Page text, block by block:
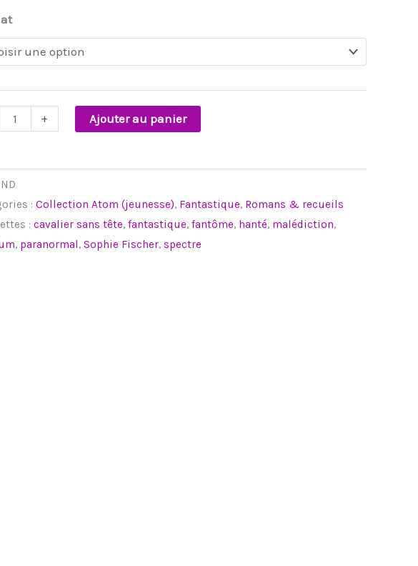
19,00€
+ Ajouter au panier
ND
: Collection Atom (jeunesse), Fantastique, Romans & recueils
: cavalier sans tête, fantastique, fantôme, hanté, malédiction,
, paranormal , Sophie Fischer, spectre